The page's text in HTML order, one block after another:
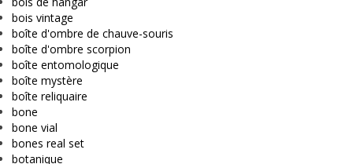
bois vintage
boîte d'ombre de chauve-souris
boîte d'ombre scorpion
boîte entomologique
boîte mystère
boîte reliquaire
bone
bone vial
bones real set
botanique